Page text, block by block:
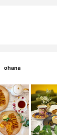
ohana